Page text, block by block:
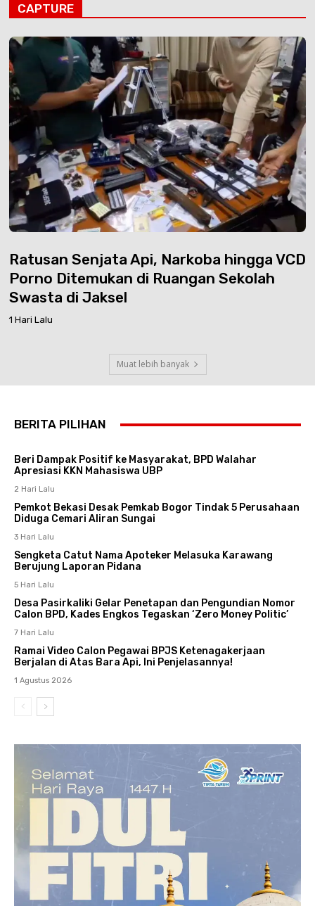
CAPTURE
Ratusan Senjata Api, Narkoba hingga VCD
Porno Ditemukan di Ruangan Sekolah
Swasta di Jaksel
1 Hari Lalu
Muat lebih banyak
BERITA PILIHAN
Beri Dampak Positif ke Masyarakat, BPD Walahar
Apresiasi KKN Mahasiswa UBP
2 Hari Lalu
Pemkot Bekasi Desak Pemkab Bogor Tindak 5 Perusahaan
Diduga Cemari Aliran Sungai
3 Hari Lalu
Sengketa Catut Nama Apoteker Melasuka Karawang
Berujung Laporan Pidana
5 Hari Lalu
Desa Pasirkaliki Gelar Penetapan dan Pengundian Nomor
Calon BPD, Kades Engkos Tegaskan ‘Zero Money Politic’
7 Hari Lalu
Ramai Video Calon Pegawai BPJS Ketenagakerjaan
Berjalan di Atas Bara Api, Ini Penjelasannya!
1 Agustus 2026